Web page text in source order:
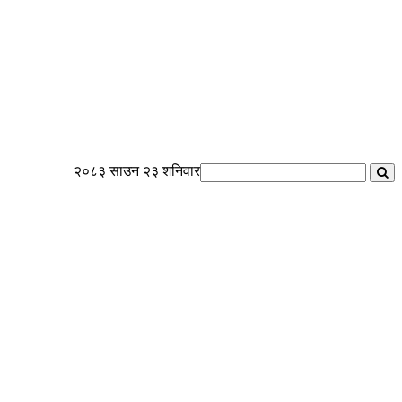
२०८३ साउन २३ शनिवार